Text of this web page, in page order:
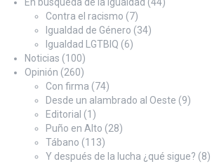
En búsqueda de la Igualdad (44)
Contra el racismo (7)
Igualdad de Género (34)
Igualdad LGTBIQ (6)
Noticias (100)
Opinión (260)
Con firma (74)
Desde un alambrado al Oeste (9)
Editorial (1)
Puño en Alto (28)
Tábano (113)
Y después de la lucha ¿qué sigue? (8)